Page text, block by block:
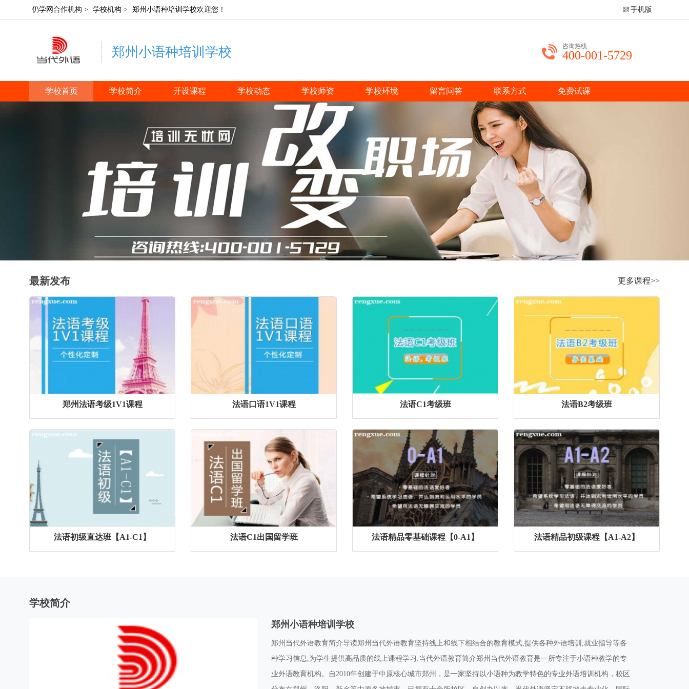
仍学网 合作机构 > 学校机构 > 郑州小语种培训学校欢迎您！ 手机版
郑州小语种培训学校 咨询热线
400-001-5729
学校首页 学校简介 开设课程 学校动态 学校师资 学校环境 留言问答 联系方式 免费试课
最新发布 更多课程>>
郑州法语考级1V1课程 法语口语1V1课程 法语C1考级班 法语B2考级班
法语初级直达班【A1-C1】 法语C1出国留学班 法语精品零基础课程【0-A1】 法语精品初级课程【A1-A2】
学校简介
郑州小语种培训学校
郑州当代外语教育简介导读郑州当代外语教育坚持线上和线下相结合的教育模式,提供各种外语培训,就业指导等各
种学习信息,为学生提供高品质的线上课程学习.当代外语教育简介郑州当代外语教育是一所专注于小语种教学的专
业外语教育机构。自2010年创建于中原核心城市郑州，是一家坚持以小语种为教学特色的专业外语培训机构，校区